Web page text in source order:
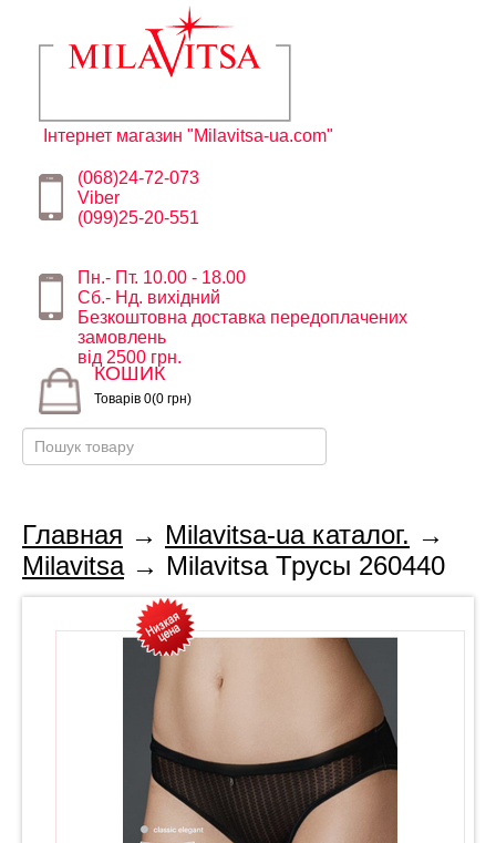
Інтернет магазин "Milavitsa-ua.com"
(068)24-72-073
Viber
(099)25-20-551
Пн.- Пт. 10.00 - 18.00
Сб.- Нд. вихідний
Безкоштовна доставка передоплачених
замовлень
від 2500 грн.
КОШИК
Товарів 0(0 грн)
Главная → Milavitsa-ua каталог. →
Milavitsa→ Milavitsa Трусы 260440